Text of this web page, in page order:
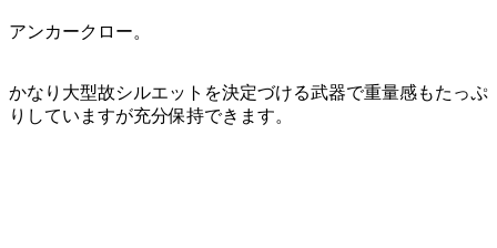
アンカークロー。
かなり大型故シルエットを決定づける武器で重量感もたっぷ
りしていますが充分保持できます。